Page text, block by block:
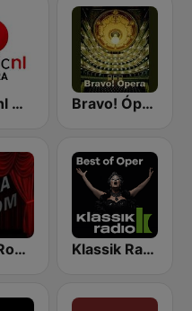
classicnl Opera Bravo! Ópera radio
Opera Room Klassik Radio Best of Oper